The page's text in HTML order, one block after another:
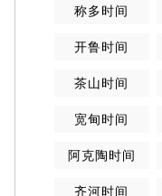
称多时间
开鲁时间
茶山时间
宽甸时间
阿克陶时间
齐河时间